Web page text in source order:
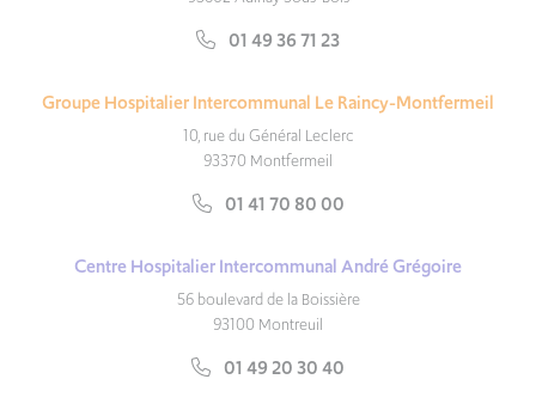
01 49 36 71 23
Groupe Hospitalier Intercommunal Le Raincy-Montfermeil
10, rue du Général Leclerc
93370 Montfermeil
01 41 70 80 00
Centre Hospitalier Intercommunal André Grégoire
56 boulevard de la Boissière
93100 Montreuil
01 49 20 30 40